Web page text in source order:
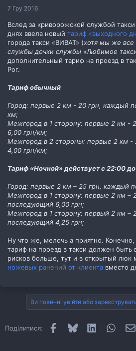
7 Гру 2016
Вслед за криворожской службой
днях ввела новый тариф «выходного
города такси «ВИВАТ» (хотя мы же все
службы дочки службы «Любимое
дополнительный тариф на проезд в
Рог.
Тариф обычный
Город: первые 2 км - 20 грн, каждый
км;
Межгород в 1 сторону: первые 2 км -
6,00 грн/км;
Межгород в 2 стороны: первые 2 км -
4,00 грн/км;
Тариф «Ночной» действует с 22:00
Город: первые 2 км – 25 грн, каждый
Межгород в 1 сторону: первые 2 км –
последующий 6,00 грн;
Межгород в 1 сторону: первый 2 км –
последующий 4,25 грн;
Ну что же, мелочь а приятно.
тариф на проезд в такси должен быть
рисков больше, тут и в открытый люк
ножевых ранений от клиента вместо
Ви повинні увійти або
Поділитися: Facebook
Bluesky LinkedIn